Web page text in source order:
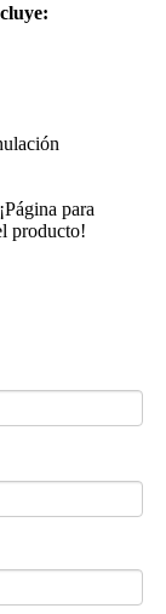
¡Página para
producto!